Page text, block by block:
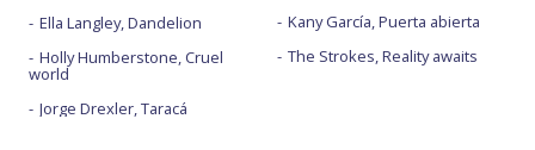
Ella Langley, Dandelion
Holly Humberstone, Cruel
world
Jorge Drexler, Taracá
Kany García, Puerta abierta
The Strokes, Reality awaits